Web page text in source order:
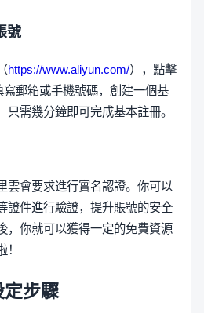
號
https://www.aliyun.com/），點擊
寫郵箱或手機號碼，創建一個基
需幾分鐘即可完成基本註冊。
雲會要求進行實名認證。你可以
證件進行驗證，提升賬號的安全
，你就可以獲得一定的免費資源
定步驟